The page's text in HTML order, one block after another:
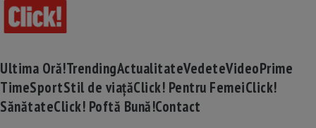
Ultima Oră!TrendingActualitateVedeteVideoPrime
TimeSportStil de viațăClick! Pentru FemeiClick!
SănătateClick! Poftă Bună!Contact